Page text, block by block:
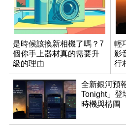
是時候該換新相機了嗎？7
個你手上器材真的需要升
級的理由
輕
影
行
全新銀河預
Tonight」登
時機與構圖